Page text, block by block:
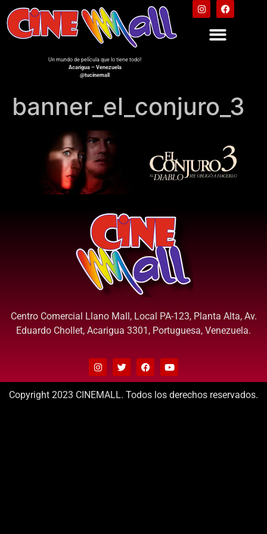
Un mundo de película que lo tiene todo!
Acarigua – Venezuela
@tucinemall
banner_el_conjuro_3
Centro Comercial Llano Mall, Local PA-123, Planta Alta, Av.
Eduardo Chollet, Acarigua 3301, Portuguesa, Venezuela.
Copyright 2023 CINEMALL. Todos los derechos reservados.